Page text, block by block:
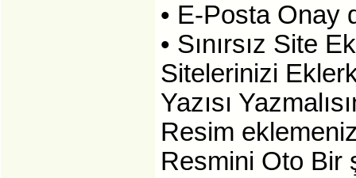
• E-Posta Onay
• Sınırsız Site
Sitelerinizi
Yazısı
Resim
Resmini Oto Bir